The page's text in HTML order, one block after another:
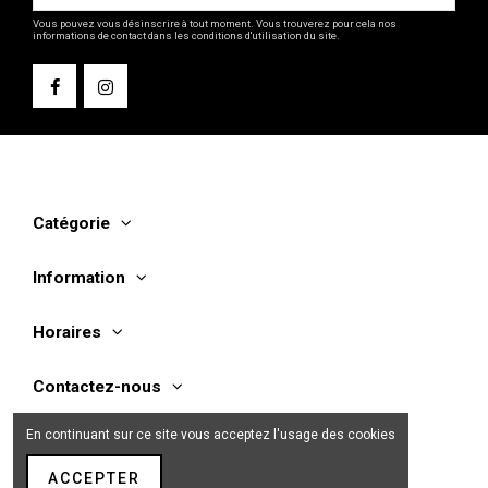
Vous pouvez vous désinscrire à tout moment. Vous trouverez pour cela nos
informations de contact dans les conditions d'utilisation du site.
Catégorie
Information
Horaires
Contactez-nous
En continuant sur ce site vous acceptez l'usage des cookies
ACCEPTER